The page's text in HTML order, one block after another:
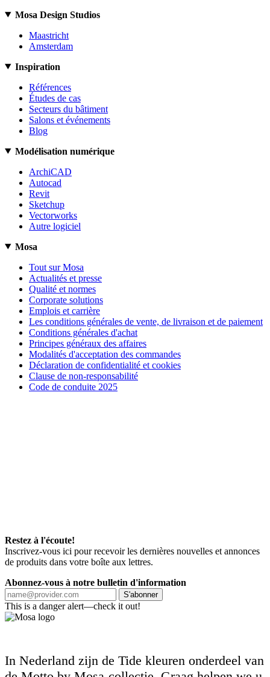
Mosa Design Studios
Maastricht
Amsterdam
Inspiration
Références
Études de cas
Secteurs du bâtiment
Salons et événements
Blog
Modélisation numérique
ArchiCAD
Autocad
Revit
Sketchup
Vectorworks
Autre logiciel
Mosa
Tout sur Mosa
Actualités et presse
Qualité et normes
Corporate solutions
Emplois et carrière
Les conditions générales de vente, de livraison et de paiement
Conditions générales d'achat
Principes généraux des affaires
Modalités d'acceptation des commandes
Déclaration de confidentialité et cookies
Clause de non-responsabilité
Code de conduite 2025
Restez à l'écoute!
Inscrivez-vous ici pour recevoir les dernières nouvelles et annonces
de produits dans votre boîte aux lettres.
Abonnez-vous à notre bulletin d'information
S'abonner
This is a danger alert—check it out!
In Nederland zijn de Tide kleuren onderdeel van